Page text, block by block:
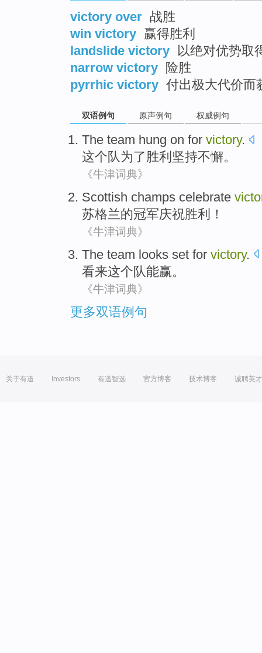
victory over 战胜
win victory 赢得胜利
landslide victory
以绝对优势取
narrow victory 险胜
pyrrhic victory 付出极大代价而
双语例句 原声例句 权威例句
The team hung on for victory.
这个 队为了 胜利坚持不懈。
《牛津词典》
Scottish champs celebrate
苏格兰的冠军庆祝胜利 ！
《牛津词典》
The team looks set for victory.
看来这个队能赢。
《牛津词典》
更多双语例句
关于有道 Investors 有道智选 官方博客 技术博客 诚聘英才